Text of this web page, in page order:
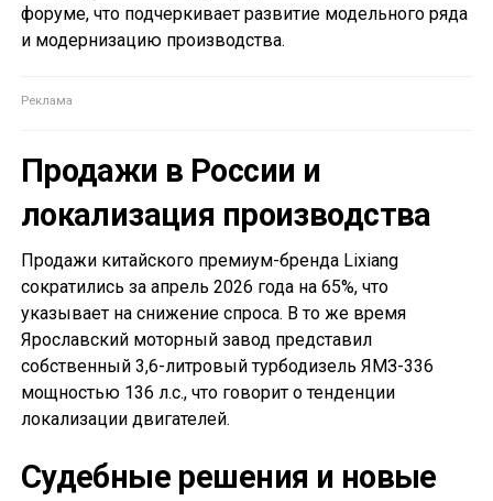
форуме, что подчеркивает развитие модельного ряда
и модернизацию производства.
Продажи в России и
локализация производства
Продажи китайского премиум-бренда Lixiang
сократились за апрель 2026 года на 65%, что
указывает на снижение спроса. В то же время
Ярославский моторный завод представил
собственный 3,6-литровый турбодизель ЯМЗ-336
мощностью 136 л.с., что говорит о тенденции
локализации двигателей.
Судебные решения и новые